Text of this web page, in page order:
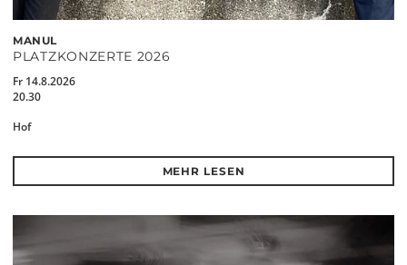
MANUL
PLATZKONZERTE 2026
Fr 14.8.2026
20.30
Hof
MEHR LESEN